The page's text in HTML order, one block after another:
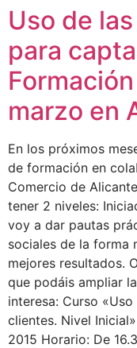
Uso de
para
marzo en
En los próximos
de formación en
Comercio de
tener 2 niveles:
voy a dar pautas
sociales de la forma
mejores resultados.
que podáis ampliar
interesa: Curso
clientes. Nivel
2015 Horario: De